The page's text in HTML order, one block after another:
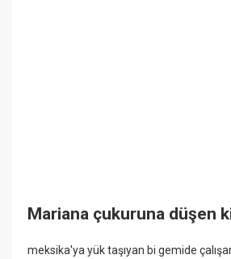
Mariana çukuruna düşen
meksika'ya yük taşıyan bi gemide